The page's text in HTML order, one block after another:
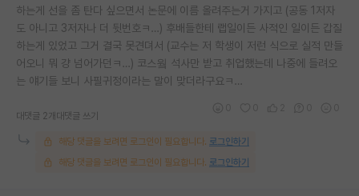
하는게 선을 좀 탄다 싶으면서 논문에 이름 올려주는거 가지고 (공동 1저자
도 아니고 3저자나 더 뒷번호ㅋ…) 후배들한테 랩일이든 사적인 일이든 갑질
하는게 있었고 그거 결국 못견뎌서 (교수는 저 학생이 저런 식으로 실적 만들
어오니 뭐 걍 넘어가던ㅋ…) 코스웤 석사만 받고 취업했는데 나중에 들려오
는 얘기들 보니 사필귀정이라는 말이 맞더라구요ㅋ…
대댓글 2개 대댓글 쓰기
해당 댓글을 보려면 로그인이 필요합니다. 로그인하기
해당 댓글을 보려면 로그인이 필요합니다. 로그인하기